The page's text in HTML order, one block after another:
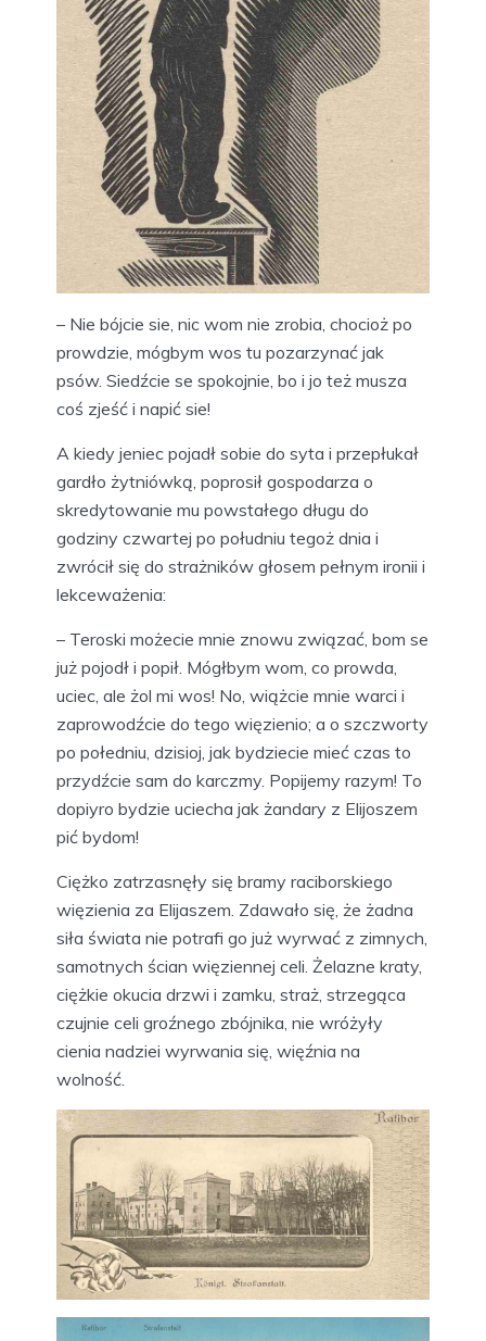
– Nie bójcie sie, nic wom nie zrobia, chocioż po
prowdzie, mógbym wos tu pozarzynać jak
psów. Siedźcie se spokojnie, bo i jo też musza
coś zjeść i napić sie!
A kiedy jeniec pojadł sobie do syta i przepłukał
gardło żytniówką, poprosił gospodarza o
skredytowanie mu powstałego długu do
godziny czwartej po południu tegoż dnia i
zwrócił się do strażników głosem pełnym ironii i
lekceważenia:
– Teroski możecie mnie znowu związać, bom se
już pojodł i popił. Mógłbym wom, co prowda,
uciec, ale żol mi wos! No, wiążcie mnie warci i
zaprowodźcie do tego więzienio; a o szczworty
po połedniu, dzisioj, jak bydziecie mieć czas to
przydźcie sam do karczmy. Popijemy razym! To
dopiyro bydzie uciecha jak żandary z Elijoszem
pić bydom!
Ciężko zatrzasnęły się bramy raciborskiego
więzienia za Elijaszem. Zdawało się, że żadna
siła świata nie potrafi go już wyrwać z zimnych,
samotnych ścian więziennej celi. Żelazne kraty,
ciężkie okucia drzwi i zamku, straż, strzegąca
czujnie celi groźnego zbójnika, nie wróżyły
cienia nadziei wyrwania się, więźnia na
wolność.